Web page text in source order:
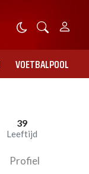
VOETBALPOOL
39
Leeftijd
Profiel